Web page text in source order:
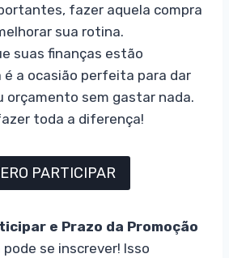
fazer aquela compra
sua rotina.
suas finanças estão
é a ocasião perfeita para dar
orçamento sem gastar nada.
toda a diferença!
PARTICIPAR
e Prazo da Promoção
se inscrever! Isso